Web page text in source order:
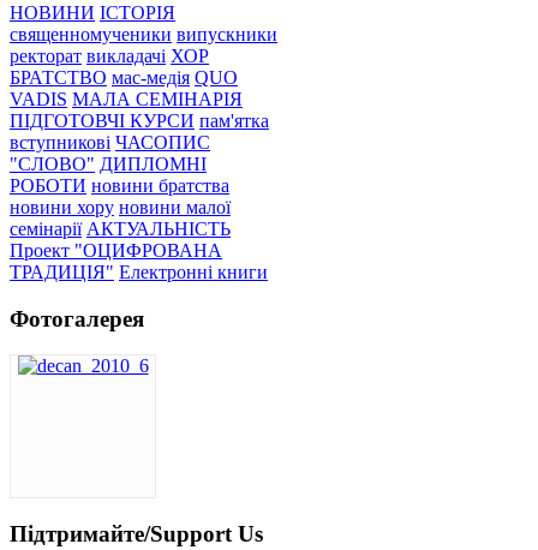
НОВИНИ ІСТОРІЯ
священномученики випускники
ректорат викладачі ХОР
БРАТСТВО мас-медія QUO
VADIS МАЛА СЕМІНАРІЯ
ПІДГОТОВЧІ КУРСИ пам'ятка
вступникові ЧАСОПИС
"СЛОВО" ДИПЛОМНІ
РОБОТИ новини братства
новини хору новини малої
семінарії АКТУАЛЬНІСТЬ
Проект "ОЦИФРОВАНА
ТРАДИЦІЯ" Електронні книги
Фотогалерея
Підтримайте/Support Us